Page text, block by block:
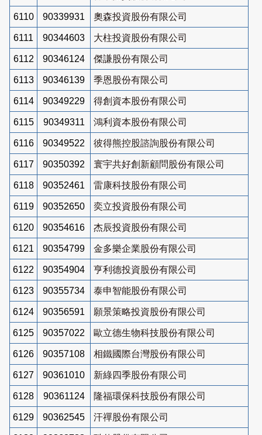
6110 90339931 奧森投資股份有限公司
6111 90344603 大柱投資股份有限公司
6112 90346124 傑謙股份有限公司
6113 90346139 季恩股份有限公司
6114 90349229 得創資本股份有限公司
6115 90349311 鴻利資本股份有限公司
6116 90349522 彼得熊控股諮詢股份有限公司
6117 90350392 寰宇共好創新顧問股份有限公司
6118 90352461 雷康科技股份有限公司
6119 90352650 奕立投資股份有限公司
6120 90354616 杰辰投資股份有限公司
6121 90354799 金多樂企業股份有限公司
6122 90354904 亨利德投資股份有限公司
6123 90355734 泰申智能股份有限公司
6124 90356591 願景策略投資股份有限公司
6125 90357022 歐立德生物科技股份有限公司
6126 90357108 相鐵國際台灣股份有限公司
6127 90361010 新綠四季股份有限公司
6128 90361124 隆福環保科技股份有限公司
6129 90362545 汗禪股份有限公司